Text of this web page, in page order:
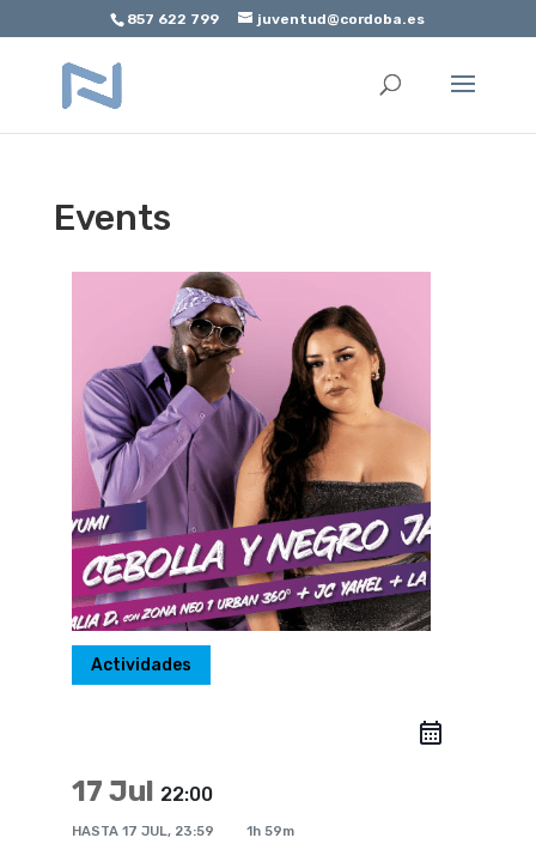
Abrir barra de herramientas
857 622 799 juventud@cordoba.es
Events
Actividades
17 Jul 22:00
HASTA 17 JUL, 23:59 1h 59m